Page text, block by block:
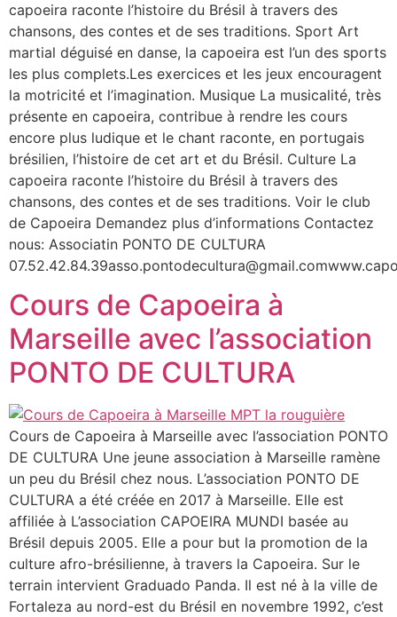
capoeira raconte l’histoire du Brésil à travers des
chansons, des contes et de ses traditions. Sport Art
martial déguisé en danse, la capoeira est l’un des sports
les plus complets.Les exercices et les jeux encouragent
la motricité et l’imagination. Musique La musicalité, très
présente en capoeira, contribue à rendre les cours
encore plus ludique et le chant raconte, en portugais
brésilien, l’histoire de cet art et du Brésil. Culture La
capoeira raconte l’histoire du Brésil à travers des
chansons, des contes et de ses traditions. Voir le club
de Capoeira Demandez plus d’informations Contactez
nous: Associatin PONTO DE CULTURA
Cours de Capoeira à
Marseille avec l’association
PONTO DE CULTURA
Cours de Capoeira à Marseille avec l’association PONTO
DE CULTURA Une jeune association à Marseille ramène
un peu du Brésil chez nous. L’association PONTO DE
CULTURA a été créée en 2017 à Marseille. Elle est
affiliée à L’association CAPOEIRA MUNDI basée au
Brésil depuis 2005. Elle a pour but la promotion de la
culture afro-brésilienne, à travers la Capoeira. Sur le
terrain intervient Graduado Panda. Il est né à la ville de
Fortaleza au nord-est du Brésil en novembre 1992, c’est